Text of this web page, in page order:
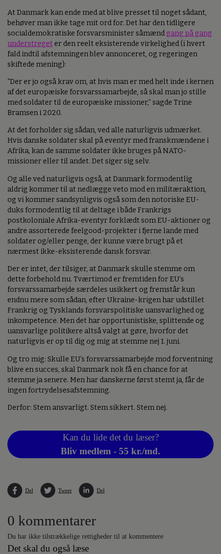
At Danmark kan ende med at blive presset til noget sådant,
behøver man ikke tage mit ord for. Det har den tidligere
socialdemokratiske forsvarsminister såmænd gang på gang
understreget er den reelt eksisterende virkelighed (i hvert
fald indtil afstemningen blev annonceret, og regeringen
skiftede mening):
“Der er jo også krav om, at hvis man er med helt inde i kernen
af det europæiske forsvarssamarbejde, så skal man jo stille
med soldater til de europæiske missioner,” sagde Trine
Bramsen i 2020.
At det forholder sig sådan, ved alle naturligvis udmærket.
Hvis danske soldater skal på eventyr med franskmændene i
Afrika, kan de samme soldater ikke bruges på NATO-
missioner eller til andet. Det siger sig selv.
Og alle ved naturligvis også, at Danmark formodentlig
aldrig kommer til at nedlægge veto mod en militæraktion,
og vi kommer sandsynligvis også som den notoriske EU-
duks formodentlig til at deltage i både Frankrigs
postkoloniale Afrika-eventyr forklædt som EU-aktioner og
andre assorterede feelgood-projekter i fjerne lande med
soldater og/eller penge, der kunne være brugt på et
nærmest ikke-eksisterende dansk forsvar.
Der er intet, der tilsiger, at Danmark skulle stemme om
dette forbehold nu. Tværtimod er fremtiden for EU’s
forsvarssamarbejde særdeles usikkert og fremstår kun
endnu mere som sådan, efter Ukraine-krigen har udstillet
Frankrig og Tysklands forsvarspolitiske uansvarlighed og
inkompetence. Men det har opportunistiske, splittende og
uansvarlige politikere altså valgt at gøre, hvorfor det
naturligvis er op til dig og mig at stemme nej 1. juni.
Og tro mig: Skulle EU’s forsvarssamarbejde mod forventning
blive en succes, skal Danmark nok få en chance for at
stemme ja senere. Men har danskerne først stemt ja, får de
ingen fortrydelsesafstemning.
Derfor: Stem ansvarligt. Stem sikkert. Stem nej.
Kan du lide det du læser?
Bliv medlem - 55 kr./md.
Del Tweet Del
0 kommentarer
Du har ikke tilstrækkelige rettigheder til at kommentere
Det skal du også læse